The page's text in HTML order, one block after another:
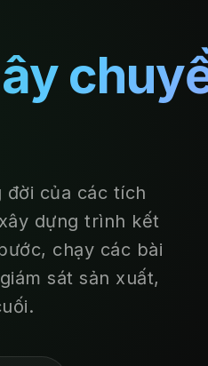
đời của các tích
dựng trình kết
chạy các bài
sát sản xuất,